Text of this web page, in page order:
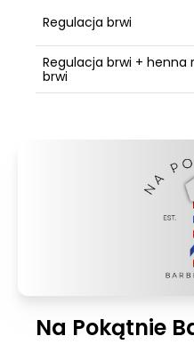
Regulacja brwi
Regulacja brwi + henna
brwi
Na Pokątnie